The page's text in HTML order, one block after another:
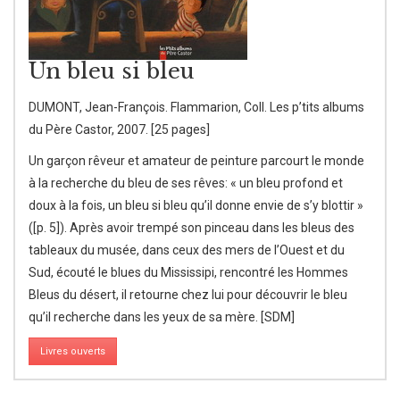
Un bleu si bleu
DUMONT, Jean-François. Flammarion, Coll. Les p’tits albums
du Père Castor, 2007. [25 pages]
Un garçon rêveur et amateur de peinture parcourt le monde
à la recherche du bleu de ses rêves: « un bleu profond et
doux à la fois, un bleu si bleu qu’il donne envie de s’y blottir »
([p. 5]). Après avoir trempé son pinceau dans les bleus des
tableaux du musée, dans ceux des mers de l’Ouest et du
Sud, écouté le blues du Mississipi, rencontré les Hommes
Bleus du désert, il retourne chez lui pour découvrir le bleu
qu’il recherche dans les yeux de sa mère. [SDM]
Livres ouverts